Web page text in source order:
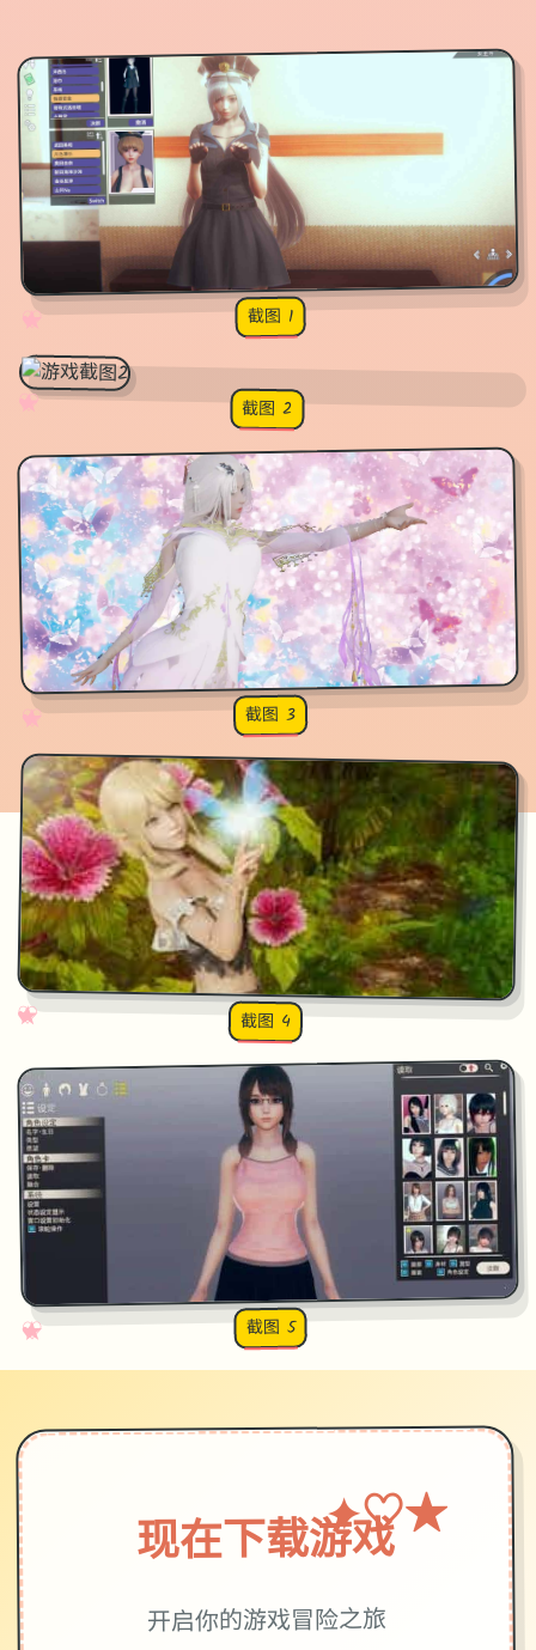
✧♡
★ 截图 1
✧♡
★ 截图 2
✧
♡
★
♥ 截图 3
✧
♡
★
♥ 截图 4
✧
♡
★
♥ 截图 5
现在下载游戏
✦♡★
开启你的游戏冒险之旅